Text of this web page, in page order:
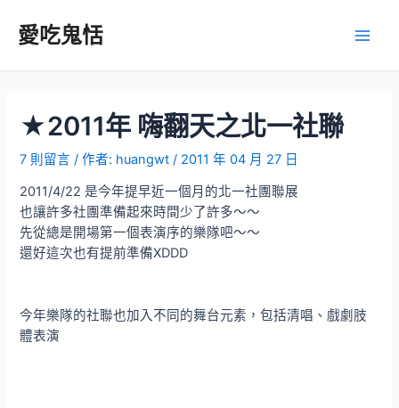
愛吃鬼恬
★2011年 嗨翻天之北一社聯
7 則留言 / 作者: huangwt/ 2011 年 04 月 27 日
2011/4/22 是今年提早近一個月的北一社團聯展
也讓許多社團準備起來時間少了許多～～
先從總是開場第一個表演序的樂隊吧～～
還好這次也有提前準備XDDD
今年樂隊的社聯也加入不同的舞台元素，包括清唱、戲劇肢
體表演